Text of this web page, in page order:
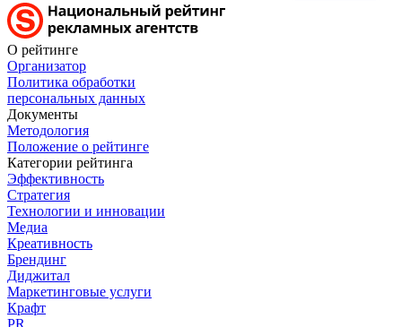
О рейтинге
Организатор
Политика обработки
персональных данных
Документы
Методология
Положение о рейтинге
Категории рейтинга
Эффективность
Стратегия
Технологии и инновации
Медиа
Креативность
Брендинг
Диджитал
Маркетинговые услуги
Крафт
PR